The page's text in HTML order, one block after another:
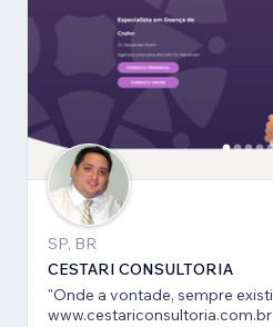
SP, BR
CESTARI CONSULTORIA
"Onde a vontade, sempre
www.cestariconsultoria.com.br